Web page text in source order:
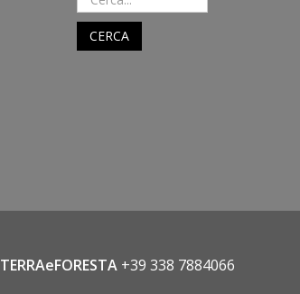
CERCA
TERRAeFORESTA +39 338 7884066